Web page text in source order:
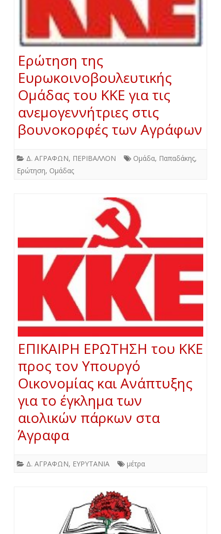
Ερώτηση της
Ευρωκοινοβουλευτικής
Ομάδας του ΚΚΕ για τις
ανεμογεννήτριες στις
βουνοκορφές των Αγράφων
Δ. ΑΓΡΑΦΩΝ, ΠΕΡΙΒΑΛΛΟΝ Ομάδα, Παπαδάκης,
Ερώτηση, Ομάδας
ΕΠΙΚΑΙΡΗ ΕΡΩΤΗΣΗ του ΚΚΕ
προς τον Υπουργό
Οικονομίας και Ανάπτυξης
για το έγκλημα των
αιολικών πάρκων στα
Άγραφα
Δ. ΑΓΡΑΦΩΝ, ΕΥΡΥΤΑΝΙΑ μέτρα